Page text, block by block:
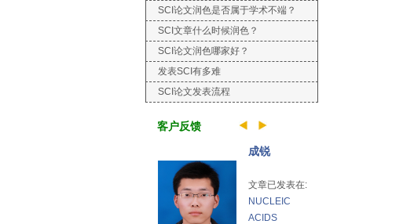
SCI论文润色是否属于学术不端？
SCI文章什么时候润色？
SCI论文润色哪家好？
发表SCI有多难
SCI论文发表流程
客户反馈
成锐
文章已发表在:
NUCLEIC
ACIDS